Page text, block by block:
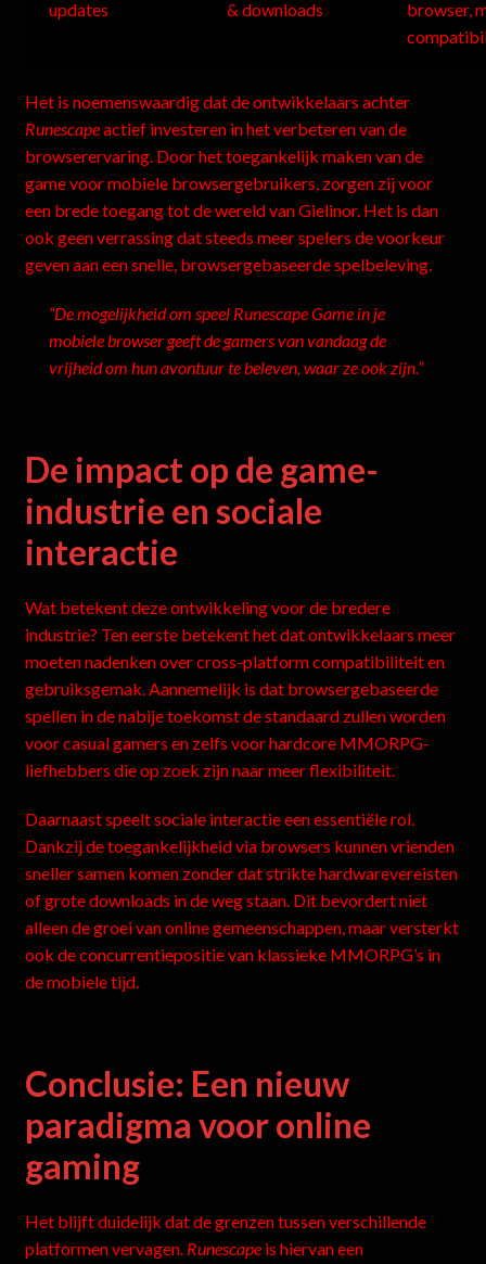
updates & downloads
browser,
Het is noemenswaardig dat de ontwikkelaars achter
Runescapeactief investeren in het verbeteren van de
browserervaring. Door het toegankelijk maken van de
game voor mobiele browsergebruikers, zorgen zij voor
een brede toegang tot de wereld van Gielinor. Het is dan
ook geen verrassing dat steeds meer spelers de voorkeur
geven aan een snelle, browsergebaseerde spelbeleving.
“De mogelijkheid om speel Runescape Game in je
mobiele browser geeft de gamers van vandaag de
vrijheid om hun avontuur te beleven, waar ze ook zijn.”
De impact op de game-
industrie en sociale
interactie
Wat betekent deze ontwikkeling voor de bredere
industrie? Ten eerste betekent het dat ontwikkelaars meer
moeten nadenken over cross-platform compatibiliteit en
gebruiksgemak. Aannemelijk is dat browsergebaseerde
spellen in de nabije toekomst de standaard zullen worden
voor casual gamers en zelfs voor hardcore MMORPG-
liefhebbers die op zoek zijn naar meer flexibiliteit.
Daarnaast speelt sociale interactie een essentiële rol.
Dankzij de toegankelijkheid via browsers kunnen vrienden
sneller samen komen zonder dat strikte hardwarevereisten
of grote downloads in de weg staan. Dit bevordert niet
alleen de groei van online gemeenschappen, maar versterkt
ook de concurrentiepositie van klassieke MMORPG’s in
de mobiele tijd.
Conclusie: Een nieuw
paradigma voor online
gaming
Het blijft duidelijk dat de grenzen tussen verschillende
platformen vervagen. Runescapeis hiervan een